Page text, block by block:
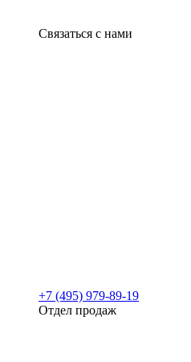
Связаться с нами
+7 (495) 979-89-19
Отдел продаж